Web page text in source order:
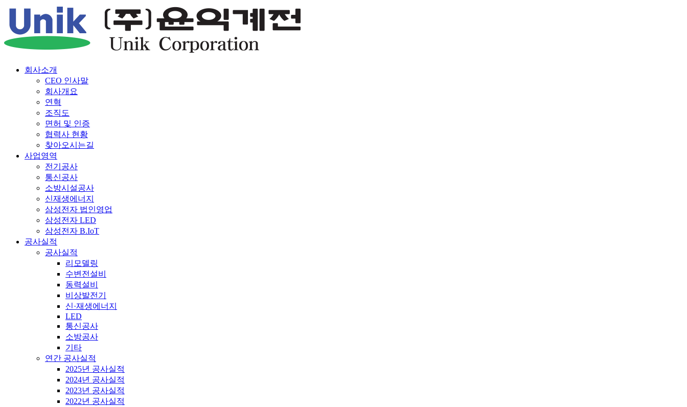
회사소개
CEO 인사말
회사개요
연혁
조직도
면허 및 인증
협력사 현황
찾아오시는길
사업영역
전기공사
통신공사
소방시설공사
신재생에너지
삼성전자 법인영업
삼성전자 LED
삼성전자 B.IoT
공사실적
공사실적
리모델링
수변전설비
동력설비
비상발전기
신·재생에너지
LED
통신공사
소방공사
기타
연간 공사실적
2025년 공사실적
2024년 공사실적
2023년 공사실적
2022년 공사실적